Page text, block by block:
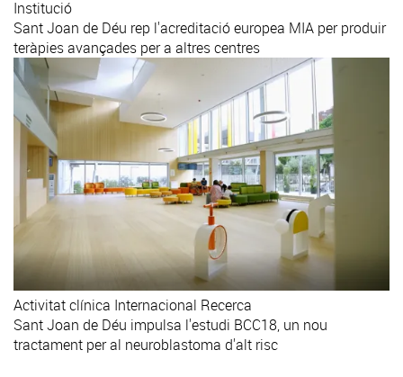
Institució
Sant Joan de Déu rep l'acreditació europea MIA per produir
teràpies avançades per a altres centres
Activitat clínica Internacional Recerca
Sant Joan de Déu impulsa l'estudi BCC18, un nou
tractament per al neuroblastoma d'alt risc